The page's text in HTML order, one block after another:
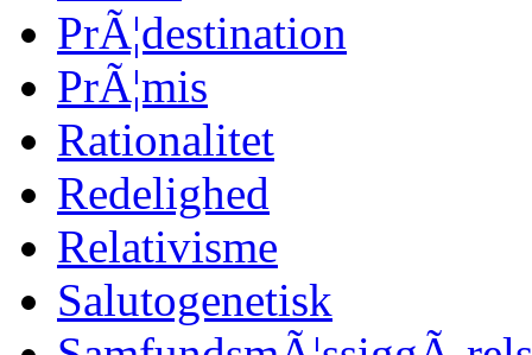
PrÃ¦destination
PrÃ¦mis
Rationalitet
Redelighed
Relativisme
Salutogenetisk